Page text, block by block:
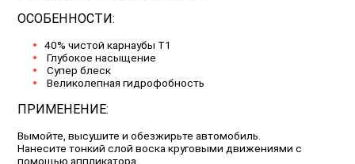
ОСОБЕННОСТИ:
40% чистой карнаубы T1
Глубокое насыщение
Супер блеск
Великолепная гидрофобность
ПРИМЕНЕНИЕ:
Вымойте, высушите и обезжирьте автомобиль.
Нанесите тонкий слой воска круговыми движениями с
помощью аппликатора.